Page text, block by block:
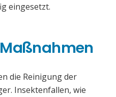
eingesetzt.
die Reinigung der
Insektenfallen, wie